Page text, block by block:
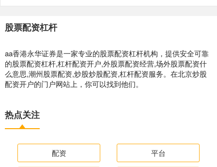
股票配资杠杆
aa香港永华证券是一家专业的股票配资杠杆机构，提供安全可靠
的股票配资杠杆,杠杆配资开户,外股票配资经营,场外股票配资什
么意思,潮州股票配资,炒股炒股配资,杠杆配资服务。在北京炒股
配资开户的门户网站上，你可以找到他们。
热点关注
配资 平台